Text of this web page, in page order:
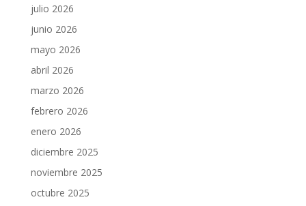
julio 2026
junio 2026
mayo 2026
abril 2026
marzo 2026
febrero 2026
enero 2026
diciembre 2025
noviembre 2025
octubre 2025